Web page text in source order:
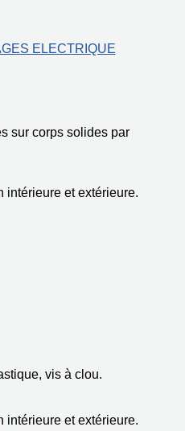
ELECTRIQUE
sur corps solides par
intérieure et extérieure.
vis à clou.
intérieure et extérieure.